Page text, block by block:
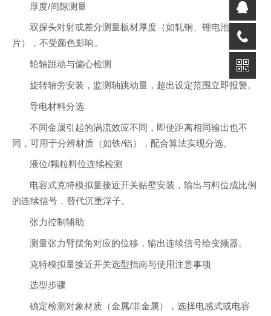
厚度/间隙测量
双探头对射或差分测量板材厚度（如轧钢、锂电池极
片），不受颜色影响。
轮轴跳动与偏心检测
旋转轴旁安装，监测轴跳动量，超出设定范围立即报警。
导电材料分选
不同金属引起的涡流效应不同，即使距离相同输出也不
同，可用于分辨材质（如铁/铝），配合算法实现分选。
液位/颗粒料位连续检测
电容式克特模拟量接近开关贴壁安装，输出与料位成比例
的连续信号，替代沉重浮子。
张力控制辅助
测量张力臂摆角对应的位移，输出连续信号给变频器。
克特模拟量接近开关选型指南与使用注意事项
选型步骤
确定检测对象材质（金属/非金属），选择电感式或电容